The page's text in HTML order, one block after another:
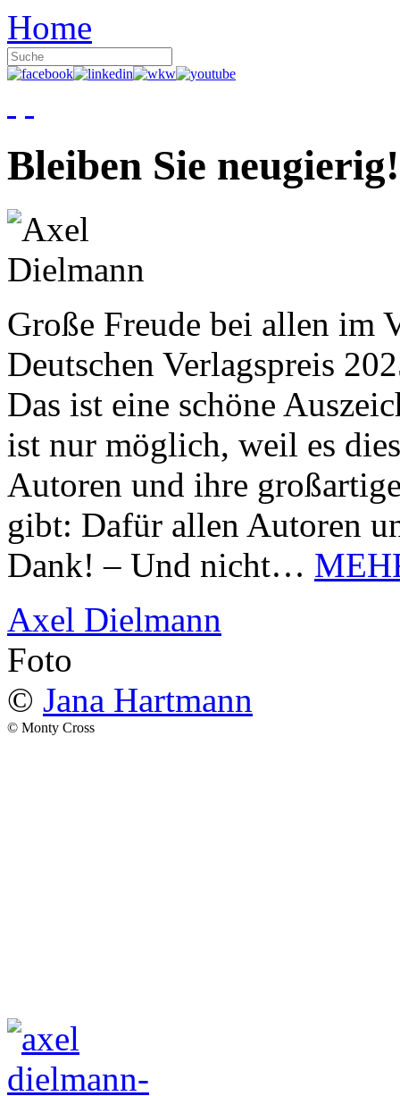
Home
Bleiben Sie neugierig!
Große Freude bei allen im
Deutschen Verlagspreis
Das ist eine schöne
ist nur möglich, weil es
Autoren und ihre
gibt: Dafür allen Autoren
Dank! – Und nicht…
Axel Dielmann
Foto
© Jana Hartmann
© Monty Cross